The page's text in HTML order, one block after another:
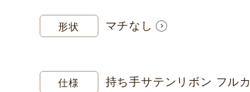
形状 マチなし
仕様 持ち手サテンリボン フルカ